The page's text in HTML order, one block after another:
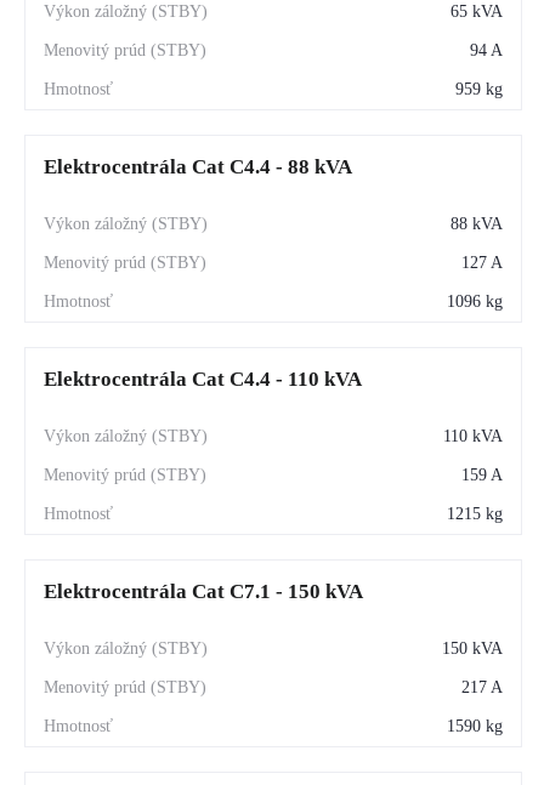
65 kVA
94 A
959 kg
Elektrocentrála Cat C4.4 - 88 kVA
88 kVA
127 A
1096 kg
Elektrocentrála Cat C4.4 - 110 kVA
110 kVA
159 A
1215 kg
Elektrocentrála Cat C7.1 - 150 kVA
150 kVA
217 A
1590 kg